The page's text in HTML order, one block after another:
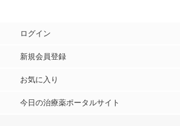
ログイン
新規会員登録
お気に入り
今日の治療薬ポータルサイト